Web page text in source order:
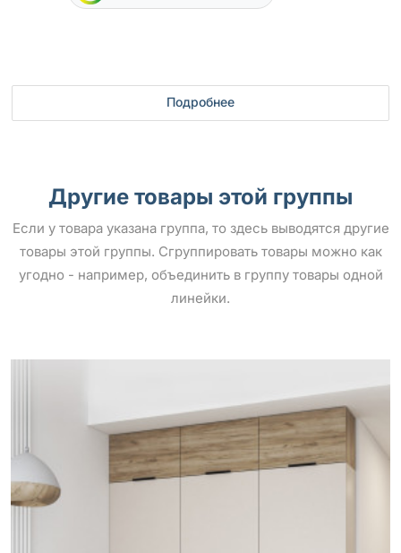
Подробнее
Другие товары этой группы
Если у товара указана группа, то здесь выводятся другие
товары этой группы. Сгруппировать товары можно как
угодно - например, объединить в группу товары одной
линейки.